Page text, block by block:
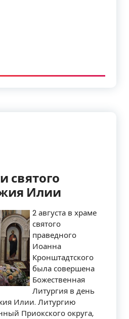
святого
Илии
2 августа в храме
святого
праведного
Иоанна
Кронштадтского
была совершена
Божественная
Литургия в день
Илии. Литургию
Приокского округа,